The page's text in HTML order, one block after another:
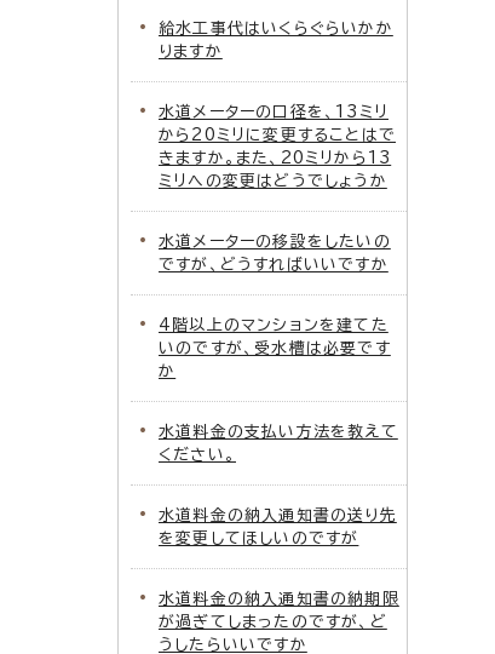
給水工事代はいくらぐらいかか
りますか
水道メーターの口径を、13ミリ
から20ミリに変更することはで
きますか。また、20ミリから13
ミリへの変更はどうでしょうか
水道メーターの移設をしたいの
ですが、どうすればいいですか
4階以上のマンションを建てた
いのですが、受水槽は必要です
か
水道料金の支払い方法を教えて
ください。
水道料金の納入通知書の送り先
を変更してほしいのですが
水道料金の納入通知書の納期限
が過ぎてしまったのですが、ど
うしたらいいですか